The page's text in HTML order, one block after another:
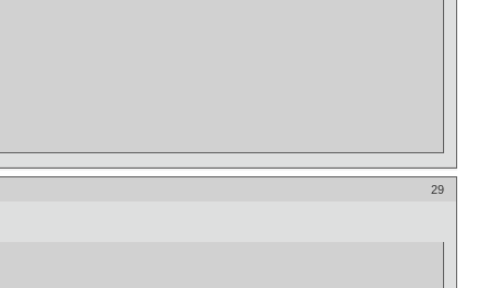
29